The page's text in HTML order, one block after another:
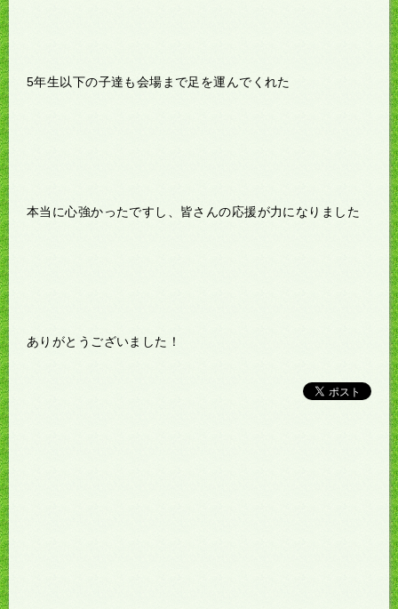
5年生以下の子達も会場まで足を運んでくれた
本当に心強かったですし、皆さんの応援が力になりました
ありがとうございました！